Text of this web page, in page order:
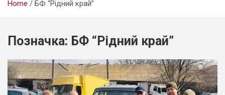
Home БФ “Рідний край”
Позначка: БФ “Рідний край”